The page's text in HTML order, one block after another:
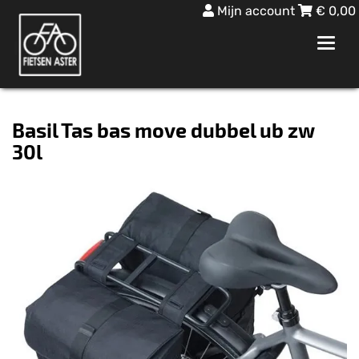
Mijn account € 0,00
Basil Tas bas move dubbel ub zw
30l